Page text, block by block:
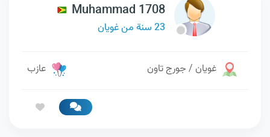
Muhammad 1708
23 سنة من غويان
غويان / جورج تاون عازب